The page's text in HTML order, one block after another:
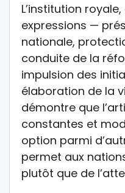
L’institution
expressions —
nationale,
conduite de la
impulsion des
élaboration de la
démontre que
constantes et
option parmi
permet aux
plutôt que de